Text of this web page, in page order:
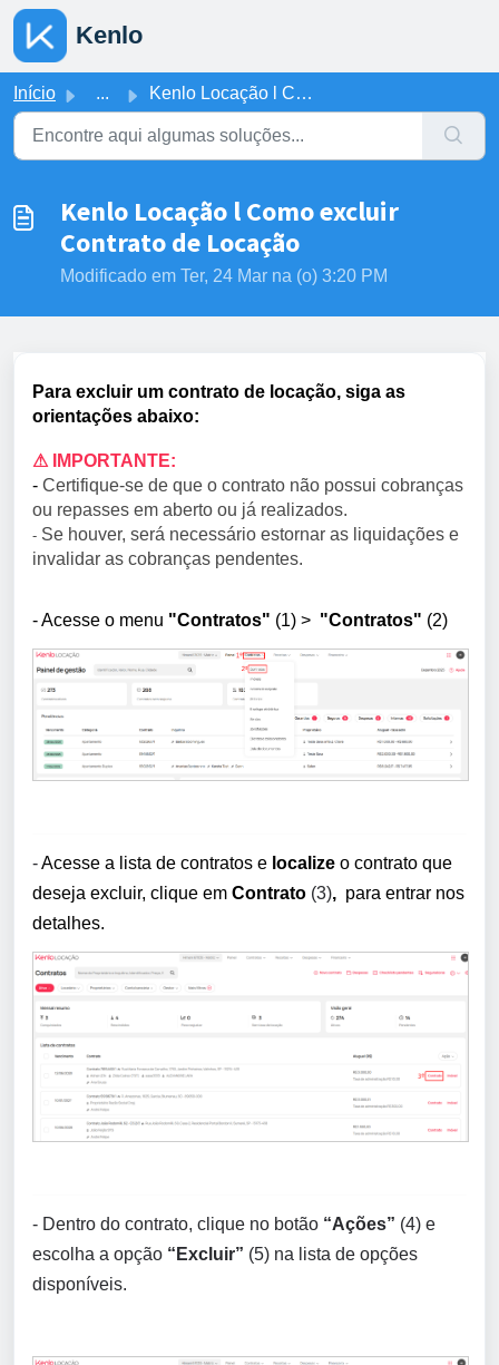
Ir para o conteúdo principal
Kenlo
Início ... Kenlo Locação l Como excluir Contrato de Locação
Kenlo Locação l Como excluir
Contrato de Locação
Modificado em Ter, 24 Mar na (o) 3:20 PM
Para excluir um contrato de locação, siga as
orientações abaixo:
⚠ IMPORTANTE:
- Certifique-se de que o contrato não possui cobranças
ou repasses em aberto ou já realizados.
- Se houver, será necessário estornar as liquidações e
invalidar as cobranças pendentes.
- Acesse o menu "Contratos" (1) > "Contratos" (2)
- Acesse a lista de contratos e localize o contrato que
deseja excluir, clique em Contrato (3), para entrar nos
detalhes.
- Dentro do contrato, clique no botão “Ações” (4) e
escolha a opção “Excluir” (5) na lista de opções
disponíveis.